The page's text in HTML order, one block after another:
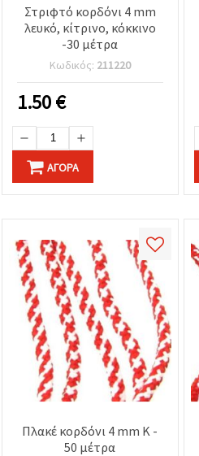
Στριφτό κορδόνι 4 mm
λευκό, κίτρινο, κόκκινο
-30 μέτρα
Κωδικός: 211220
1.50€
ΑΓΟΡΆ
Πλακέ κορδόνι 4 mm K -
50 μέτρα